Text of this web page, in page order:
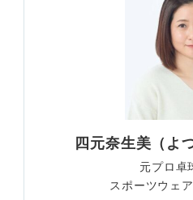
四元奈生美（よ
元プロ卓
スポーツウェ